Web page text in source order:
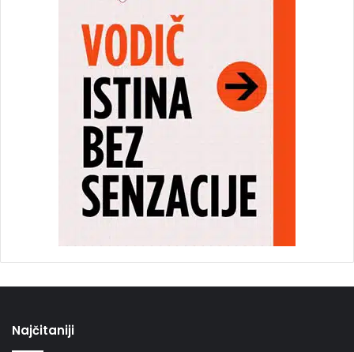
Najčitaniji